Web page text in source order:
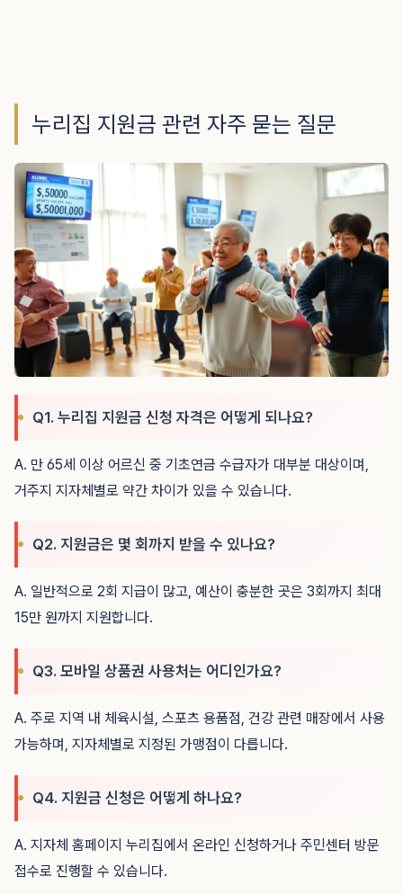
누리집 지원금 관련 자주 묻는 질문
Q1. 누리집 지원금 신청 자격은 어떻게 되나요?
A. 만 65세 이상 어르신 중 기초연금 수급자가 대부분 대상이며,
거주지 지자체별로 약간 차이가 있을 수 있습니다.
Q2. 지원금은 몇 회까지 받을 수 있나요?
A. 일반적으로 2회 지급이 많고, 예산이 충분한 곳은 3회까지 최대
15만 원까지 지원합니다.
Q3. 모바일 상품권 사용처는 어디인가요?
A. 주로 지역 내 체육시설, 스포츠 용품점, 건강 관련 매장에서 사용
가능하며, 지자체별로 지정된 가맹점이 다릅니다.
Q4. 지원금 신청은 어떻게 하나요?
A. 지자체 홈페이지 누리집에서 온라인 신청하거나 주민센터 방문
접수로 진행할 수 있습니다.